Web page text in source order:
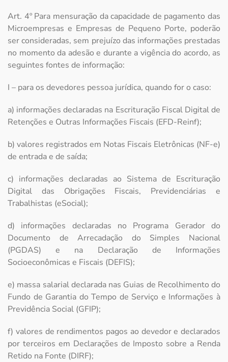
Art. 4º Para mensuração da capacidade de pagamento das
Microempresas e Empresas de Pequeno Porte, poderão
ser consideradas, sem prejuízo das informações prestadas
no momento da adesão e durante a vigência do acordo, as
seguintes fontes de informação:
I – para os devedores pessoa jurídica, quando for o caso:
a) informações declaradas na Escrituração Fiscal Digital de
Retenções e Outras Informações Fiscais (EFD-Reinf);
b) valores registrados em Notas Fiscais Eletrônicas (NF-e)
de entrada e de saída;
c) informações declaradas ao Sistema de Escrituração
Digital das Obrigações Fiscais, Previdenciárias e
Trabalhistas (eSocial);
d) informações declaradas no Programa Gerador do
Documento de Arrecadação do Simples Nacional
(PGDAS) e na Declaração de Informações
Socioeconômicas e Fiscais (DEFIS);
e) massa salarial declarada nas Guias de Recolhimento do
Fundo de Garantia do Tempo de Serviço e Informações à
Previdência Social (GFIP);
f) valores de rendimentos pagos ao devedor e declarados
por terceiros em Declarações de Imposto sobre a Renda
Retido na Fonte (DIRF);